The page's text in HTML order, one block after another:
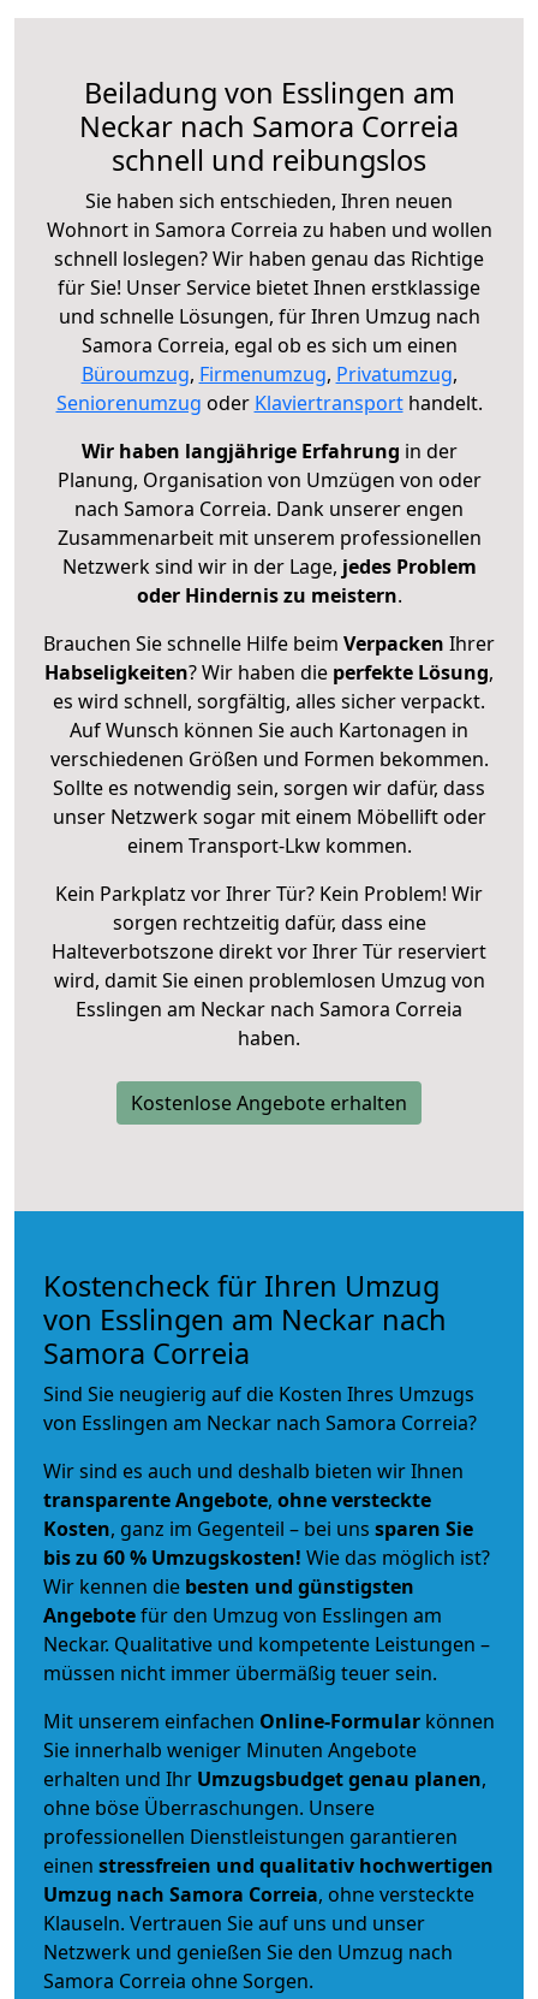
Beiladung von Esslingen am
Neckar nach Samora Correia
schnell und reibungslos
Sie haben sich entschieden, Ihren neuen
Wohnort in Samora Correia zu haben und wollen
schnell loslegen? Wir haben genau das Richtige
für Sie! Unser Service bietet Ihnen erstklassige
und schnelle Lösungen, für Ihren Umzug nach
Samora Correia, egal ob es sich um einen
Büroumzug, Firmenumzug, Privatumzug,
Seniorenumzug oder Klaviertransporthandelt.
Wir haben langjährige Erfahrung in der
Planung, Organisation von Umzügen von oder
nach Samora Correia. Dank unserer engen
Zusammenarbeit mit unserem professionellen
Netzwerk sind wir in der Lage, jedes Problem
oder Hindernis zu meistern.
Brauchen Sie schnelle Hilfe beim Verpacken Ihrer
Habseligkeiten? Wir haben die perfekte Lösung,
es wird schnell, sorgfältig, alles sicher verpackt.
Auf Wunsch können Sie auch Kartonagen in
verschiedenen Größen und Formen bekommen.
Sollte es notwendig sein, sorgen wir dafür, dass
unser Netzwerk sogar mit einem Möbellift oder
einem Transport-Lkw kommen.
Kein Parkplatz vor Ihrer Tür? Kein Problem! Wir
sorgen rechtzeitig dafür, dass eine
Halteverbotszone direkt vor Ihrer Tür reserviert
wird, damit Sie einen problemlosen Umzug von
Esslingen am Neckar nach Samora Correia
haben.
Kostenlose Angebote erhalten
Kostencheck für Ihren Umzug
von Esslingen am Neckar nach
Samora Correia
Sind Sie neugierig auf die Kosten Ihres Umzugs
von Esslingen am Neckar nach Samora Correia?
Wir sind es auch und deshalb bieten wir Ihnen
transparente Angebote, ohne versteckte
Kosten, ganz im Gegenteil – bei uns sparen Sie
bis zu 60 % Umzugskosten! Wie das möglich ist?
Wir kennen die besten und günstigsten
Angebotefür den Umzug von Esslingen am
Neckar. Qualitative und kompetente Leistungen –
müssen nicht immer übermäßig teuer sein.
Mit unserem einfachen Online-Formular können
Sie innerhalb weniger Minuten Angebote
erhalten und Ihr Umzugsbudgetgenau planen,
ohne böse Überraschungen. Unsere
professionellen Dienstleistungen garantieren
einen stressfreien und qualitativ hochwertigen
Umzug nach Samora Correia, ohne versteckte
Klauseln. Vertrauen Sie auf uns und unser
Netzwerk und genießen Sie den Umzug nach
Samora Correia ohne Sorgen.